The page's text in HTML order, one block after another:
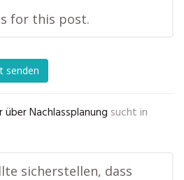
for this post.
senden
über Nachlassplanung sucht in
sicherstellen, dass